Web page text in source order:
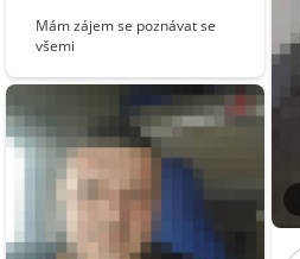
Mám zájem se poznávat se
všemi